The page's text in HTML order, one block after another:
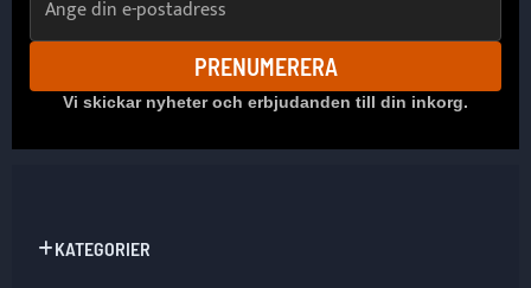
PRENUMERERA
Vi skickar nyheter och erbjudanden till din inkorg.
KATEGORIER